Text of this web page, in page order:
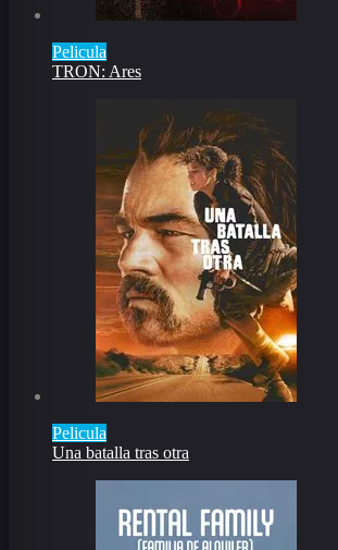
Pelicula
TRON: Ares
Pelicula
Una batalla tras otra